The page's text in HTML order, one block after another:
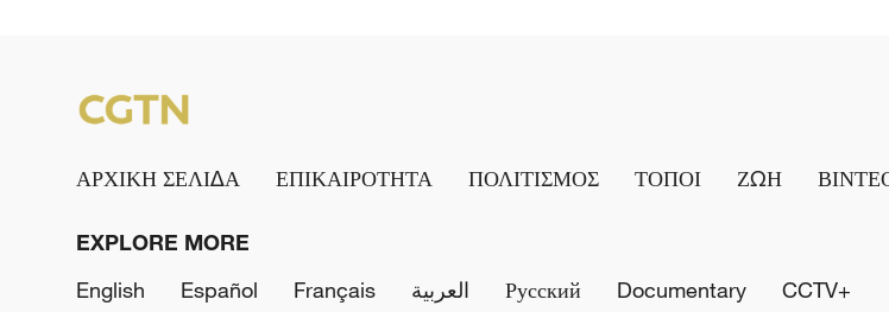
ΑΡΧΙΚΗ ΣΕΛΙΔΑ ΕΠΙΚΑΙΡΟΤΗΤΑ ΠΟΛΙΤΙΣΜΟΣ ΤΟΠΟΙ ΖΩΗ
EXPLORE MORE
English
Español Français العربية Русский Documentary CCTV+